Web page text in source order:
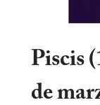
Piscis
de